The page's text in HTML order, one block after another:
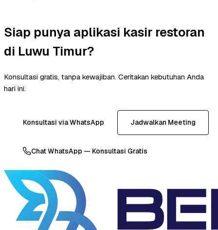
Siap punya aplikasi kasir restoran
di Luwu Timur?
Konsultasi gratis, tanpa kewajiban. Ceritakan kebutuhan Anda
hari ini.
Konsultasi via WhatsApp Jadwalkan Meeting
Chat WhatsApp — Konsultasi Gratis